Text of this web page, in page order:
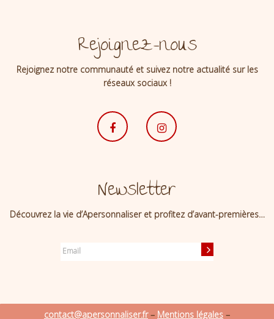
Rejoignez-nous
Rejoignez notre communauté et suivez notre actualité sur les
réseaux sociaux !
Newsletter
Découvrez la vie d’Apersonnaliser et profitez d’avant-premières…
contact@apersonnaliser.fr– Mentions légales –